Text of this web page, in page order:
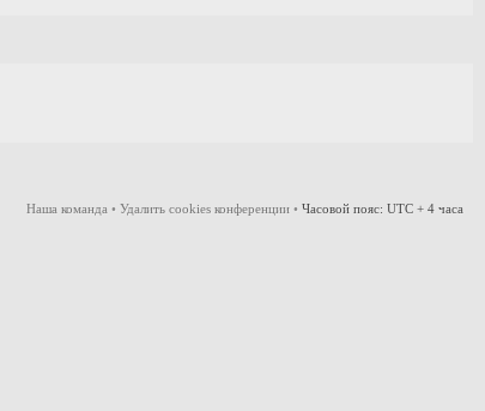
Наша команда • Удалить cookies конференции • Часовой пояс: UTC + 4 часа